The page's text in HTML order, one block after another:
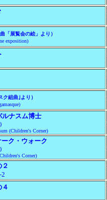
曲「展覧会の絵」より）
exposition)
ク組曲｣より）
ルナスム博士
(Children's Corner)
ク・ウォーク
Corner)
2